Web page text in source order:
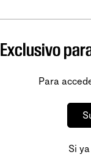
Exclusivo
Para
Si